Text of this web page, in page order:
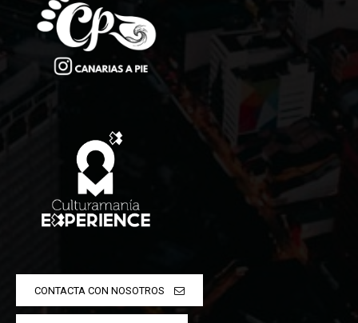
CONTACTA CON NOSOTROS